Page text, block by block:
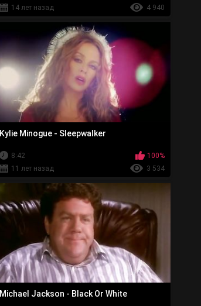
14 лет назад
4 940
Kylie Minogue - Sleepwalker
8:42
100%
11 лет назад
3 534
Michael Jackson - Black Or White